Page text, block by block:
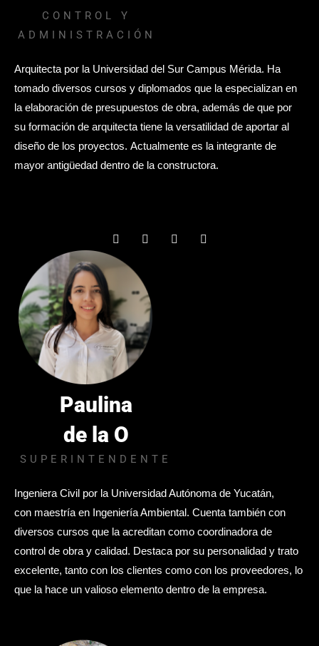
CONTROL Y
ADMINISTRACIÓN
Arquitecta por la Universidad del Sur Campus Mérida. Ha
tomado diversos cursos y diplomados que la especializan en
la elaboración de presupuestos de obra, además de que por
su formación de arquitecta tiene la versatilidad de aportar al
diseño de los proyectos. Actualmente es la integrante de
mayor antigüedad dentro de la constructora.
Paulina
de la O
SUPERINTENDENTE
Ingeniera Civil por la Universidad Autónoma de Yucatán,
con maestría en Ingeniería Ambiental. Cuenta también con
diversos cursos que la acreditan como coordinadora de
control de obra y calidad. Destaca por su personalidad y trato
excelente, tanto con los clientes como con los proveedores, lo
que la hace un valioso elemento dentro de la empresa.